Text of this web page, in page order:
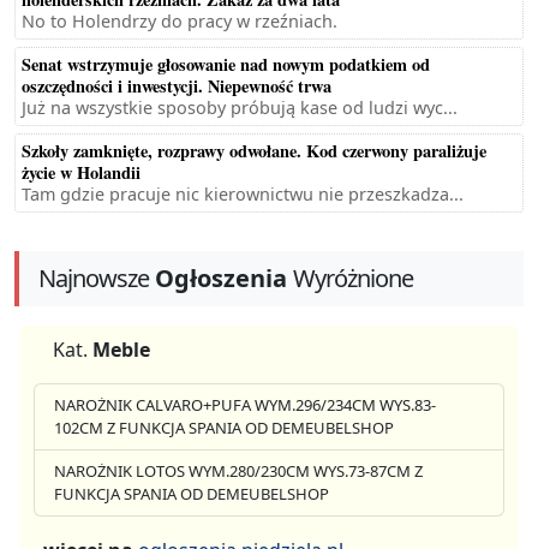
No to Holendrzy do pracy w rzeźniach.
Senat wstrzymuje głosowanie nad nowym podatkiem od
oszczędności i inwestycji. Niepewność trwa
Już na wszystkie sposoby próbują kase od ludzi wyc...
Szkoły zamknięte, rozprawy odwołane. Kod czerwony paraliżuje
życie w Holandii
Tam gdzie pracuje nic kierownictwu nie przeszkadza...
NajnowszeOgłoszenia Wyróżnione
Kat. Meble
NAROŻNIK CALVARO+PUFA WYM.296/234CM WYS.83-
102CM Z FUNKCJA SPANIA OD DEMEUBELSHOP
NAROŻNIK LOTOS WYM.280/230CM WYS.73-87CM Z
FUNKCJA SPANIA OD DEMEUBELSHOP